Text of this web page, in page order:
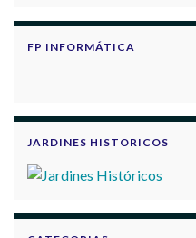
FP INFORMÁTICA
JARDINES HISTORICOS